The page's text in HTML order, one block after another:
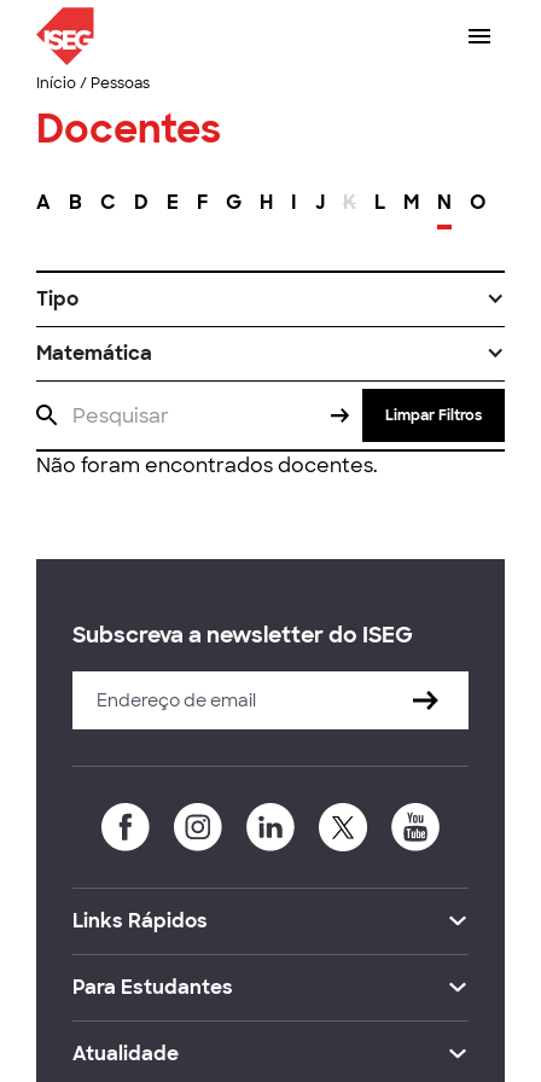
Início/ Pessoas
Docentes
A B C D E F G H I J K L M N O
Tipo
Matemática
Limpar Filtros
Não foram encontrados docentes.
Subscreva a newsletter do ISEG
Links Rápidos
Para Estudantes
Atualidade